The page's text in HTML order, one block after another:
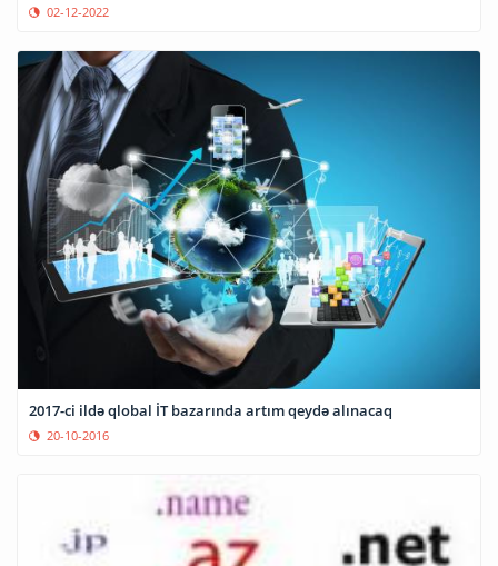
02-12-2022
2017-ci ildə qlobal İT bazarında artım qeydə alınacaq
20-10-2016